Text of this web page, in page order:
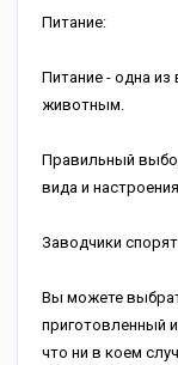
Питание:
Питание - одна
животным.
Правильный
вида и
Заводчики
Вы можете
приготовленный
что ни в коем